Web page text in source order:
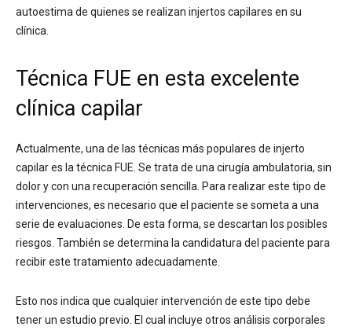
autoestima de quienes se realizan injertos capilares en su
clínica.
Técnica FUE en esta excelente
clínica capilar
Actualmente, una de las técnicas más populares de injerto
capilar es la técnica FUE. Se trata de una cirugía ambulatoria, sin
dolor y con una recuperación sencilla. Para realizar este tipo de
intervenciones, es necesario que el paciente se someta a una
serie de evaluaciones. De esta forma, se descartan los posibles
riesgos. También se determina la candidatura del paciente para
recibir este tratamiento adecuadamente.
Esto nos indica que cualquier intervención de este tipo debe
tener un estudio previo. El cual incluye otros análisis corporales